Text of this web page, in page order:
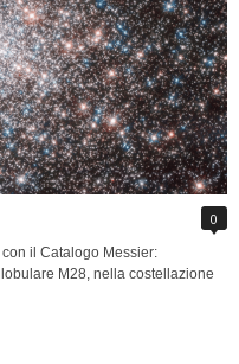
0
il Catalogo Messier:
M28, nella costellazione